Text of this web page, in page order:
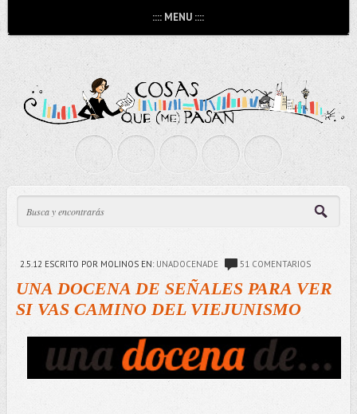
:::: MENU ::::
2.5.12 ESCRITO POR MOLINOS EN: UNADOCENADE 51 COMENTARIOS
UNA DOCENA DE SEÑALES PARA VER
SI VAS CAMINO DEL VIEJUNISMO